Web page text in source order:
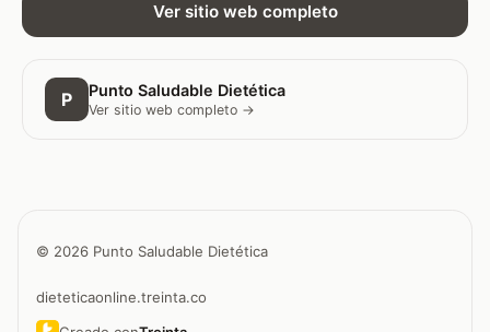
Ver sitio web completo
P Punto Saludable Dietética
Ver sitio web completo →
© 2026 Punto Saludable Dietética
dieteticaonline.treinta.co